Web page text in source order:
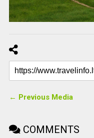
← Previous Media
COMMENTS